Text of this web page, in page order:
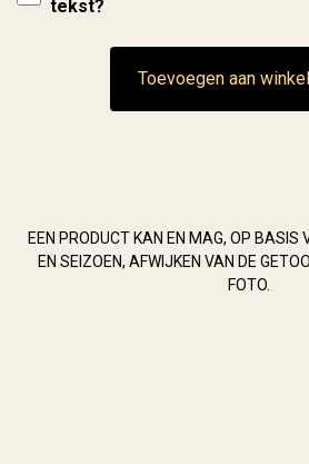
tekst?
Toevoegen aan
EEN PRODUCT KAN EN MAG, OP BASIS
EN SEIZOEN, AFWIJKEN VAN DE
FOTO.